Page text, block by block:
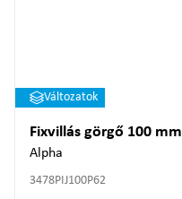
Változatok
Fixvillás görgő 100 mm
Alpha
3478PIJ100P62